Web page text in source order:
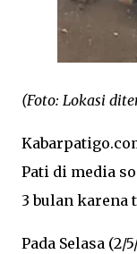
(Foto: Lokasi
Pati di media
3 bulan
Pada Selasa